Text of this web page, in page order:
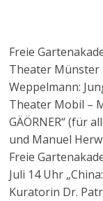
Freie
Theater Münster
Weppelmann:
Theater Mobil –
GÄÖRNER“ (für
und Manuel
Freie
Juli 14 Uhr
Kuratorin Dr.